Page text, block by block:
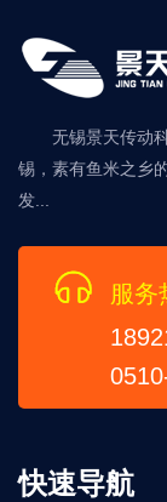
无锡景天传动科
锡，素有鱼米之乡
发...
服务
快速导航